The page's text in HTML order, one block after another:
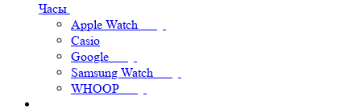
Часы
Apple Watch
Casio
Google
Samsung Watch
WHOOP